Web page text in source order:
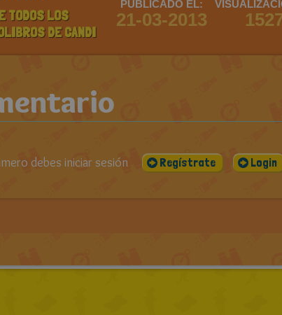
TODOS LOS
DE CANDI
PUBLICADO EL:
21-03-2013
debes iniciar sesión Regístrate Login